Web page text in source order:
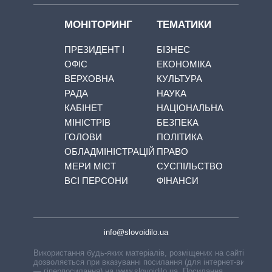
МОНІТОРИНГ
ПРЕЗИДЕНТ І
ОФІС
ВЕРХОВНА
РАДА
КАБІНЕТ
МІНІСТРІВ
ГОЛОВИ
ОБЛАДМІНІСТРАЦІЙ
МЕРИ МІСТ
ВСІ ПЕРСОНИ
ТЕМАТИКИ
БІЗНЕС
ЕКОНОМІКА
КУЛЬТУРА
НАУКА
НАЦІОНАЛЬНА
БЕЗПЕКА
ПОЛІТИКА
ПРАВО
СУСПІЛЬСТВО
ФІНАНСИ
info@slovoidilo.ua
Використання будь-яких матеріалів, розміщених на сайті,
дозволяється при вказуванні посилання (для інтернет-видань